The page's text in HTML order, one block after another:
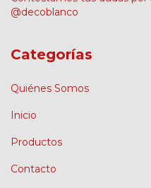
@decoblanco
Categorías
Quiénes Somos
Inicio
Productos
Contacto